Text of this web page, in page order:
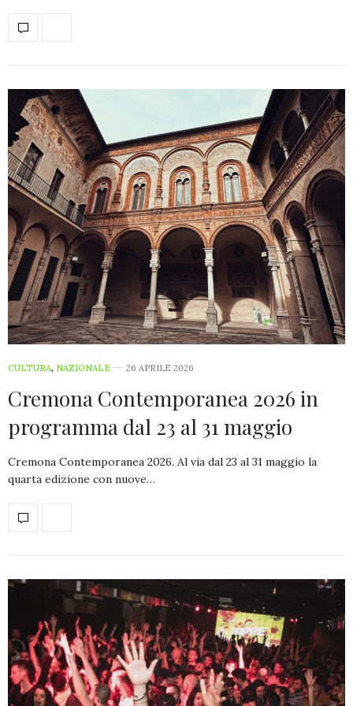
CULTURA, NAZIONALE 26 APRILE 2026
Cremona Contemporanea 2026 in
programma dal 23 al 31 maggio
Cremona Contemporanea 2026. Al via dal 23 al 31 maggio la
quarta edizione con nuove…